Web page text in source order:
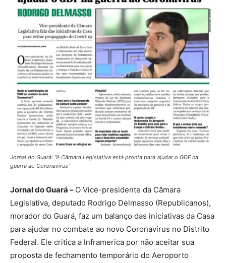
Jornal do Guará: "A Câmara Legislativa está pronta para ajudar o GDF na
guerra ao Coronavírus"
Jornal do Guará – O Vice-presidente da Câmara
Legislativa, deputado Rodrigo Delmasso (Republicanos),
morador do Guará, faz um balanço das iniciativas da Casa
para ajudar no combate ao novo Coronavírus no Distrito
Federal. Ele critica a Inframerica por não aceitar sua
proposta de fechamento temporário do Aeroporto